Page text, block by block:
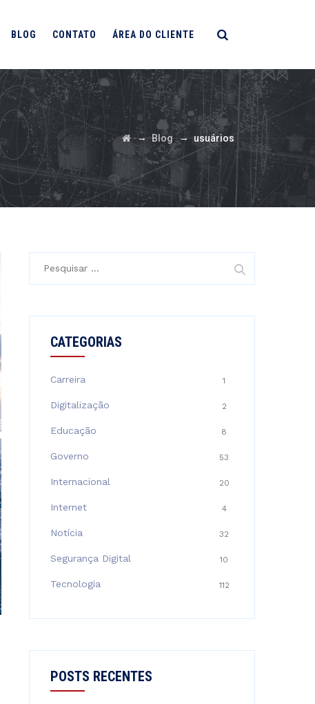
BLOG CONTATO ÁREA DO CLIENTE
→Blog → usuários
CATEGORIAS
Carreira 1
Digitalização 2
Educação 8
Governo 53
Internacional 20
Internet 4
Notícia 32
Segurança Digital 10
Tecnologia 112
POSTS RECENTES